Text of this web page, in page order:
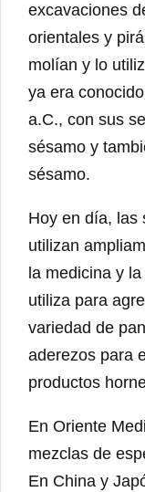
excavaciones
orientales y
molían y lo
ya era
a.C., con sus
sésamo y
sésamo.
Hoy en día, las
utilizan
la medicina y
utiliza para
variedad de
aderezos para
productos
En Oriente
mezclas de
En China y